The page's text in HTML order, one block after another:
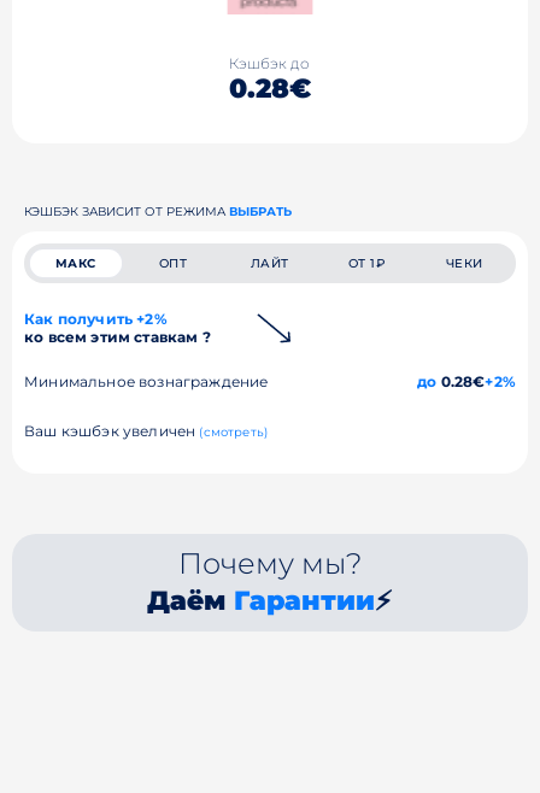
Кэшбэк до
0.28€
КЭШБЭК ЗАВИСИТ ОТ РЕЖИМА ВЫБРАТЬ
МАКС ОПТ ЛАЙТ ОТ 1₽ ЧЕКИ
Как получить +2%
ко всем этим ставкам ?
Минимальное вознаграждение до 0.28€+2%
Ваш кэшбэк увеличен (смотреть)
Почему мы?
Даём Гарантии⚡